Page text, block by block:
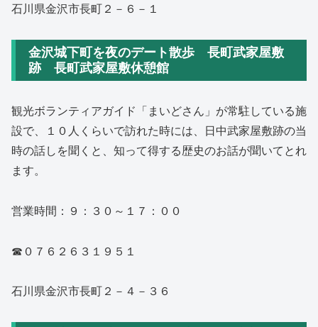
石川県金沢市長町２－６－１
金沢城下町を夜のデート散歩 長町武家屋敷
跡 長町武家屋敷休憩館
観光ボランティアガイド「まいどさん」が常駐している施
設で、１０人くらいで訪れた時には、日中武家屋敷跡の当
時の話しを聞くと、知って得する歴史のお話が聞いてとれ
ます。
営業時間：９：３０～１７：００
☎０７６２６３１９５１
石川県金沢市長町２－４－３６